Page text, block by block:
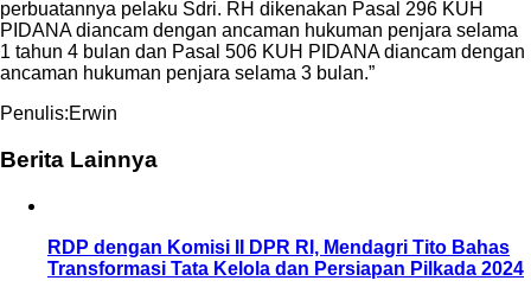
perbuatannya pelaku Sdri. RH dikenakan Pasal 296 KUH
PIDANA diancam dengan ancaman hukuman penjara selama
1 tahun 4 bulan dan Pasal 506 KUH PIDANA diancam dengan
ancaman hukuman penjara selama 3 bulan.”
Penulis:Erwin
Berita Lainnya
RDP dengan Komisi II DPR RI, Mendagri Tito Bahas
Transformasi Tata Kelola dan Persiapan Pilkada 2024